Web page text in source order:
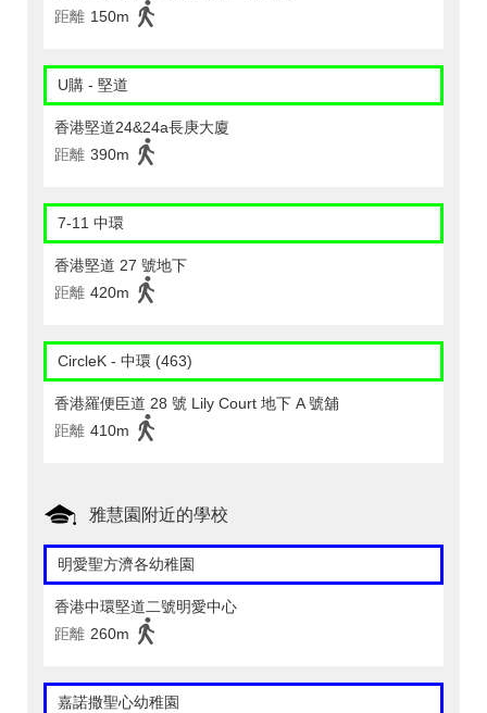
距離 150m
U購 - 堅道
香港堅道24&24a長庚大廈
距離 390m
7-11 中環
香港堅道 27 號地下
距離 420m
CircleK - 中環 (463)
香港羅便臣道 28 號 Lily Court 地下 A 號舖
距離 410m
雅慧園附近的學校
明愛聖方濟各幼稚園
香港中環堅道二號明愛中心
距離 260m
嘉諾撒聖心幼稚園